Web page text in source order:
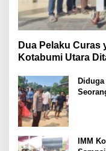
Dua Pelaku Curas
Kotabumi Utara
IMM